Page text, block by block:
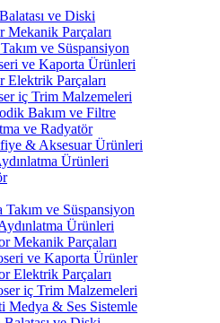
ve Diski
Mekanik Parçaları
ve Süspansiyon
ve Kaporta Ürünleri
Elektrik Parçaları
iç Trim Malzemeleri
Bakım ve Filtre
ve Radyatör
& Aksesuar Ürünleri
Ürünleri
ve Süspansiyon
Ürünleri
Mekanik Parçaları
ve Kaporta Ürünler
Elektrik Parçaları
iç Trim Malzemeleri
Medya & Ses Sistemle